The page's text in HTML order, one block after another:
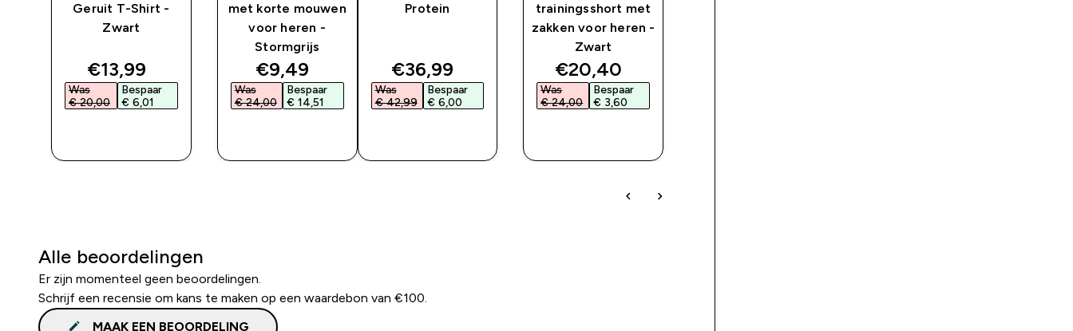
Geruit T-Shirt -
Zwart
discounted price
€13,99‎
Was
€ 20,00‎
Bespaar
€ 6,01‎
met korte mouwen
voor heren -
Stormgrijs
discounted price
€9,49‎
Was
€ 24,00‎
Bespaar
€ 14,51‎
Protein
discounted price
€36,99‎
Was
€ 42,99‎
Bespaar
€ 6,00‎
trainingsshort met
zakken voor heren -
Zwart
discounted price
€20,40‎
Was
€ 24,00‎
Bespaar
€ 3,60‎
Alle beoordelingen
Er zijn momenteel geen beoordelingen.
Schrijf een recensie om kans te maken op een waardebon van €100.
MAAK EEN BEOORDELING